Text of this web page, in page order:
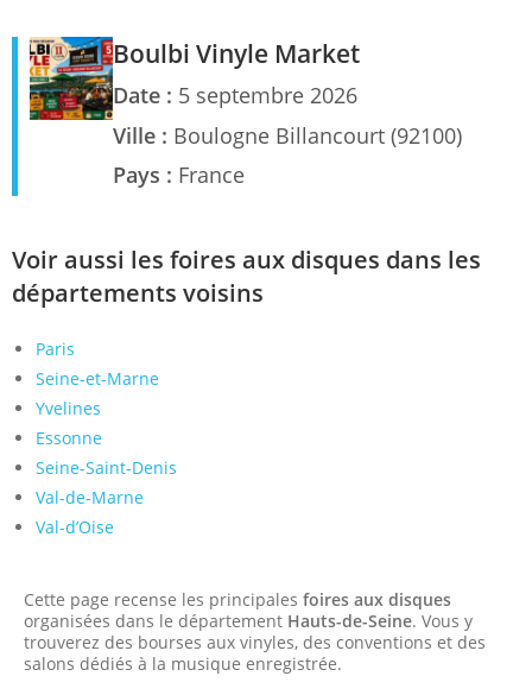
Boulbi Vinyle Market
Date : 5 septembre 2026
Ville : Boulogne Billancourt (92100)
Pays : France
Voir aussi les foires aux disques dans les
départements voisins
Paris
Seine-et-Marne
Yvelines
Essonne
Seine-Saint-Denis
Val-de-Marne
Val-d’Oise
Cette page recense les principales foires aux disques
organisées dans le département Hauts-de-Seine. Vous y
trouverez des bourses aux vinyles, des conventions et des
salons dédiés à la musique enregistrée.